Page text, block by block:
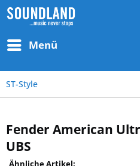
Menü
ST-Style
Fender American
UBS
Ähnliche Artikel: